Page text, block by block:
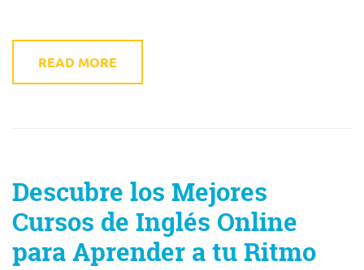
READ MORE
Descubre los Mejores
Cursos de Inglés Online
para Aprender a tu Ritmo